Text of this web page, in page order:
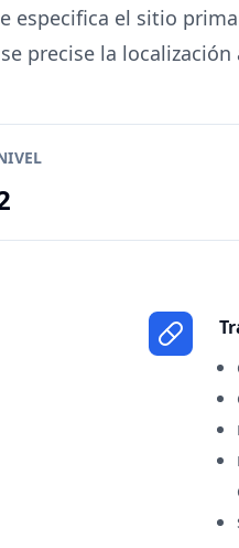
especifica el sitio
precise la